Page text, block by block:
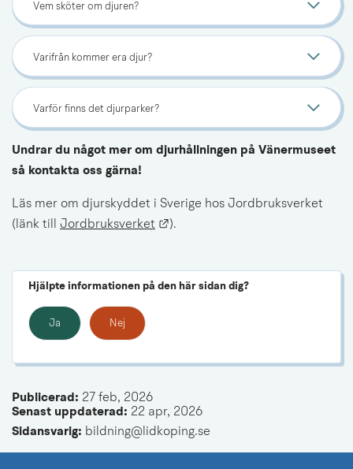
Vem sköter om djuren?
Varifrån kommer era djur?
Varför finns det djurparker?
Undrar du något mer om djurhållningen på Vänermuseet
så kontakta oss gärna!
Läs mer om djurskyddet i Sverige hos Jordbruksverket
(länk till Jordbruksverket Länk till annan webbplats.
).
Hjälpte informationen på den här sidan dig?
Ja Nej
Publicerad: 27 feb, 2026
Senast uppdaterad: 22 apr, 2026
Sidansvarig: bildning@lidkoping.se